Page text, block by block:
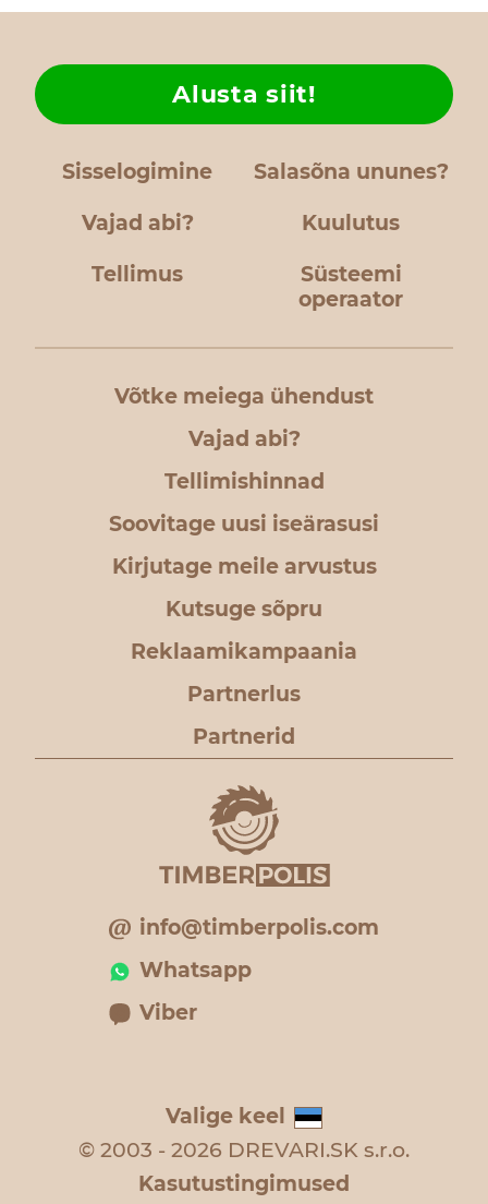
Sisselogimine Salasõna ununes?
Vajad abi?
Alusta siit!
Kuulutus
Tellimus
Süsteemi
operaator
Võtke meiega ühendust
Vajad abi?
Tellimishinnad
Soovitage uusi iseärasusi
Kirjutage meile arvustus
Kutsuge sõpru
Reklaamikampaania
Partnerlus
Partnerid
info@timberpolis.com
Whatsapp
Viber
Valige keel
© 2003 - 2026 DREVARI.SK s.r.o.
Kasutustingimused